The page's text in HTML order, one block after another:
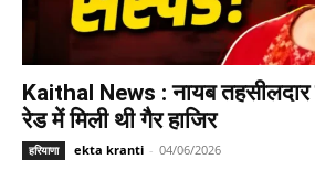
Kaithal News : नायब
रेड में मिली थी गैर हाजिर
हरियाणा ekta kranti - 04/06/2026